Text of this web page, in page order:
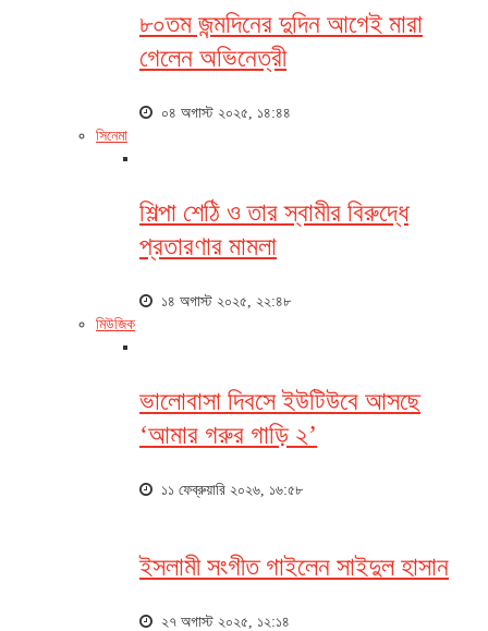
৮০তম জন্মদিনের দুদিন আগেই মারা
গেলেন অভিনেত্রী
০৪ অগাস্ট ২০২৫, ১৪:৪৪
সিনেমা
শিল্পা শেঠি ও তার স্বামীর বিরুদ্ধে
প্রতারণার মামলা
১৪ অগাস্ট ২০২৫, ২২:৪৮
মিউজিক
ভালোবাসা দিবসে ইউটিউবে আসছে
‘আমার গরুর গাড়ি ২’
১১ ফেব্রুয়ারি ২০২৬, ১৬:৫৮
ইসলামী সংগীত গাইলেন সাইদুল হাসান
২৭ অগাস্ট ২০২৫, ১২:১৪